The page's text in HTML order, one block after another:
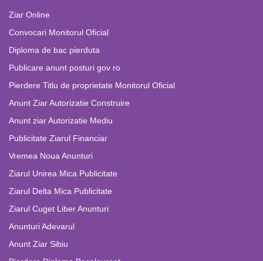
Ziar Online
Convocari Monitorul Oficial
Diploma de bac pierduta
Publicare anunt posturi gov ro
Pierdere Titlu de proprietate Monitorul Oficial
Anunt Ziar Autorizatie Construire
Anunt ziar Autorizatie Mediu
Publicitate Ziarul Financiar
Vremea Noua Anunturi
Ziarul Unirea Mica Publicitate
Ziarul Delta Mica Publicitate
Ziarul Cuget Liber Anunturi
Anunturi Adevarul
Anunt Ziar Sibiu